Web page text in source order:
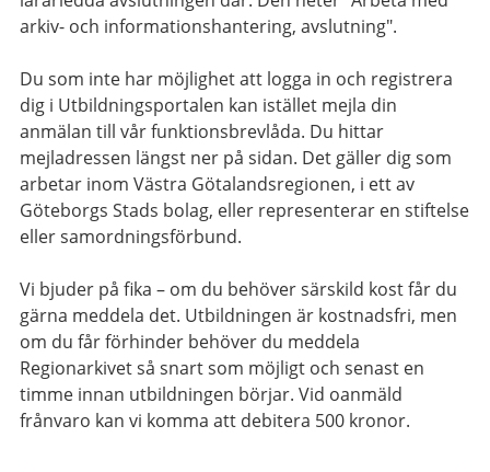
arkiv- och informationshantering, avslutning".
Du som inte har möjlighet att logga in och registrera
dig i Utbildningsportalen kan istället mejla din
anmälan till vår funktionsbrevlåda. Du hittar
mejladressen längst ner på sidan. Det gäller dig som
arbetar inom Västra Götalandsregionen, i ett av
Göteborgs Stads bolag, eller representerar en stiftelse
eller samordningsförbund.
Vi bjuder på fika – om du behöver särskild kost får du
gärna meddela det. Utbildningen är kostnadsfri, men
om du får förhinder behöver du meddela
Regionarkivet så snart som möjligt och senast en
timme innan utbildningen börjar. Vid oanmäld
frånvaro kan vi komma att debitera 500 kronor.